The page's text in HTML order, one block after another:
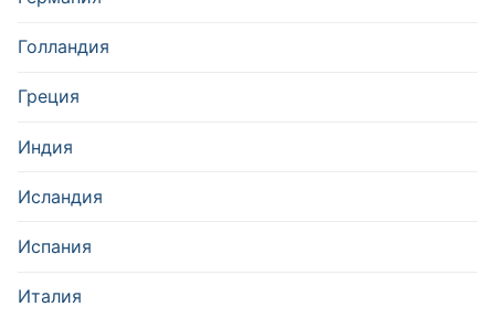
Голландия
Греция
Индия
Исландия
Испания
Италия